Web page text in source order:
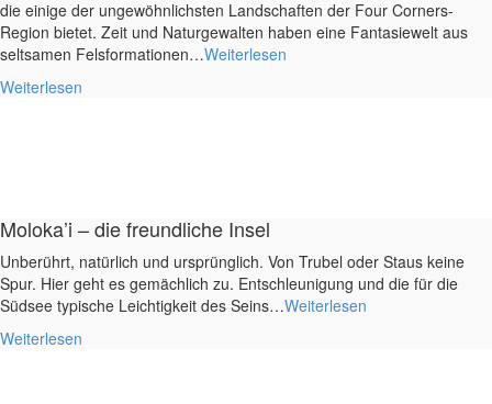
die einige der ungewöhnlichsten Landschaften der Four Corners-
Region bietet. Zeit und Naturgewalten haben eine Fantasiewelt aus
seltsamen Felsformationen…Weiterlesen
Weiterlesen
Moloka’i – die freundliche Insel
Unberührt, natürlich und ursprünglich. Von Trubel oder Staus keine
Spur. Hier geht es gemächlich zu. Entschleunigung und die für die
Südsee typische Leichtigkeit des Seins…Weiterlesen
Weiterlesen